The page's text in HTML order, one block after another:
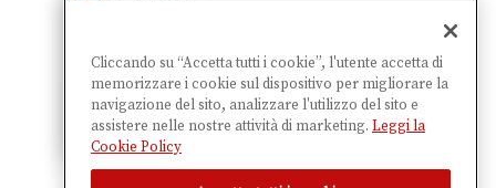
Factory
28,00€
Cliccando su “Accetta tutti i cookie”, l'utente accetta di
memorizzare i cookie sul dispositivo per migliorare la
navigazione del sito, analizzare l'utilizzo del sito e
assistere nelle nostre attività di marketing. Leggi la
Cookie Policy